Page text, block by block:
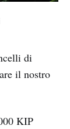
di
il nostro
KIP